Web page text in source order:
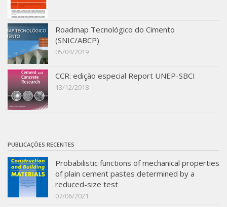
Roadmap Tecnológico do Cimento
(SNIC/ABCP)
05/04/2019
CCR: edição especial Report UNEP-SBCI
13/12/2018
PUBLICAÇÕES RECENTES
Probabilistic functions of mechanical properties
of plain cement pastes determined by a
reduced-size test
07/06/2021